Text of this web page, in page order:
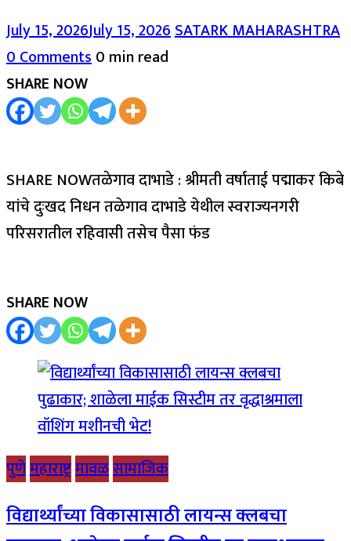
July 15, 2026July 15, 2026SATARK MAHARASHTRA
0 Comments0 min read
SHARE NOW
SHARE NOWतळेगाव दाभाडे : श्रीमती वर्षाताई पद्माकर किबे
यांचे दुःखद निधन तळेगाव दाभाडे येथील स्वराज्यनगरी
परिसरातील रहिवासी तसेच पैसा फंड
SHARE NOW
पुणेमहाराष्ट्रमावळसामाजिक
विद्यार्थ्यांच्या विकासासाठी लायन्स क्लबचा